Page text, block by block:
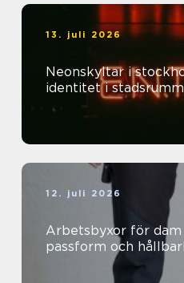
13. juli 2026
Neonskyltar i stockholm när
identitet i
12. juli 2026
Arbetsbyxor för
passform och